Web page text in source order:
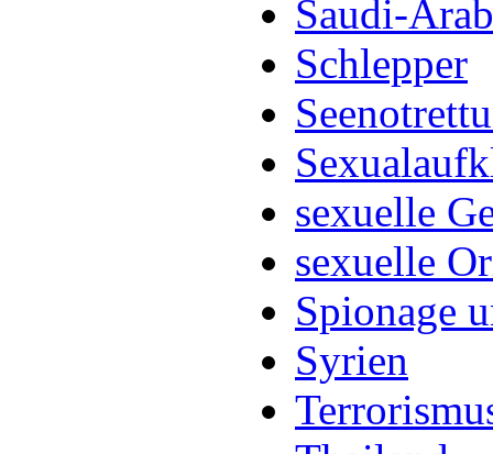
Saudi-
Schlepper
sexuelle
sexuelle
Spionage
Syrien